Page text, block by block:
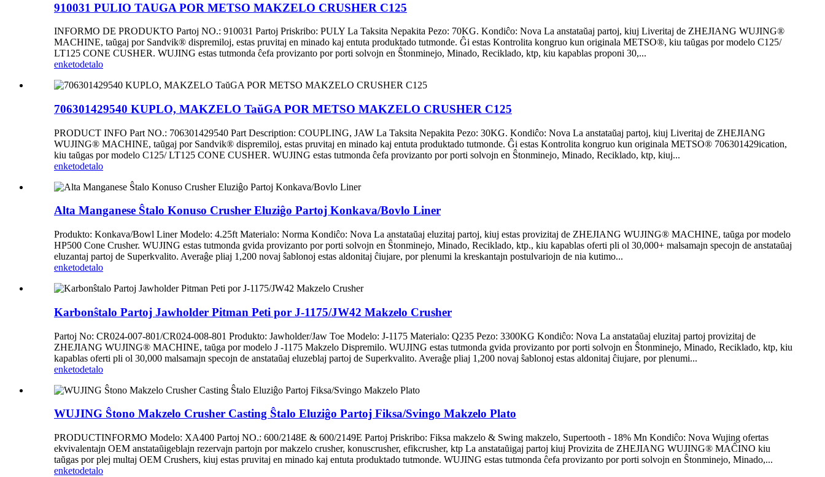
910031 PULIO TAUGA POR METSO MAKZELO CRUSHER C125
INFORMO DE PRODUKTO Partoj NO.: 910031 Partoj Priskribo: PULY La Taksita Nepakita Pezo: 70KG. Kondiĉo: Nova La anstataŭaj partoj, kiuj Liveritaj de ZHEJIANG WUJING®
MACHINE, taŭgaj por Sandvik® dispremiloj, estas pruvitaj en minado kaj entuta produktado tutmonde. Ĝi estas Kontrolita kongruo kun originala METSO®, kiu taŭgas por modelo C125/
LT125 CONE CUSHER. WUJING estas tutmonda ĉefa provizanto por porti solvojn en Ŝtonminejo, Minado, Reciklado, ktp, kiu kapablas proponi 30,...
enketodetalo
706301429540 KUPLO, MAKZELO TaŭGA POR METSO MAKZELO CRUSHER C125
PRODUCT INFO Part NO.: 706301429540 Part Description: COUPLING, JAW La Taksita Nepakita Pezo: 30KG. Kondiĉo: Nova La anstataŭaj partoj, kiuj Liveritaj de ZHEJIANG
WUJING® MACHINE, taŭgaj por Sandvik® dispremiloj, estas pruvitaj en minado kaj entuta produktado tutmonde. Ĝi estas Kontrolita kongruo kun originala METSO® 706301429ication,
kiu taŭgas por modelo C125/ LT125 CONE CUSHER. WUJING estas tutmonda ĉefa provizanto por porti solvojn en Ŝtonminejo, Minado, Reciklado, ktp, kiuj...
enketodetalo
Alta Manganese Ŝtalo Konuso Crusher Eluziĝo Partoj Konkava/Bovlo Liner
Produkto: Konkava/Bowl Liner Modelo: 4.25ft Materialo: Norma Kondiĉo: Nova La anstataŭaj eluzitaj partoj, kiuj estas provizitaj de ZHEJIANG WUJING® MACHINE, taŭga por modelo
HP500 Cone Crusher. WUJING estas tutmonda gvida provizanto por porti solvojn en Ŝtonminejo, Minado, Reciklado, ktp., kiu kapablas oferti pli ol 30,000+ malsamajn specojn de anstataŭaj
eluzantaj partoj de Superkvalito. Averaĝe pliaj 1,200 novaj ŝablonoj estas aldonitaj ĉiujare, por plenumi la kreskantajn postulvariojn de nia kutimo...
enketodetalo
Karbonŝtalo Partoj Jawholder Pitman Peti por J-1175/JW42 Makzelo Crusher
Partoj No: CR024-007-801/CR024-008-801 Produkto: Jawholder/Jaw Toe Modelo: J-1175 Materialo: Q235 Pezo: 3300KG Kondiĉo: Nova La anstataŭaj eluzitaj partoj provizitaj de
ZHEJIANG WUJING® MACHINE, taŭga por modelo J -1175 Makzelo Dispremilo. WUJING estas tutmonda gvida provizanto por porti solvojn en Ŝtonminejo, Minado, Reciklado, ktp, kiu
kapablas oferti pli ol 30,000 malsamajn specojn de anstataŭaj eluzeblaj partoj de Superkvalito. Averaĝe pliaj 1,200 novaj ŝablonoj estas aldonitaj ĉiujare, por plenumi...
enketodetalo
WUJING Ŝtono Makzelo Crusher Casting Ŝtalo Eluziĝo Partoj Fiksa/Svingo Makzelo Plato
PRODUCTINFORMO Modelo: XA400 Partoj NO.: 600/2148E & 600/2149E Partoj Priskribo: Fiksa makzelo & Swing makzelo, Supertooth - 18% Mn Kondiĉo: Nova Wujing ofertas
ekvivalentajn OEM anstataŭigeblajn rezervajn partojn por makzelo crusher, konuscrusher, efikcrusher, ktp La anstataŭigaj partoj kiuj Provizita de ZHEJIANG WUJING® MAĈINO kiu
taŭgas por plej multaj OEM Crushers, kiuj estas pruvitaj en minado kaj entuta produktado tutmonde. WUJING estas tutmonda ĉefa provizanto por porti solvojn en Ŝtonminejo, Minado,...
enketodetalo